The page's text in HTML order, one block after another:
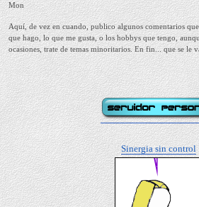
Mon
Aquí, de vez en cuando, publico algunos comentarios
que hago, lo que me gusta, o los hobbys que tengo,
ocasiones, trate de temas minoritarios. En fin... que se le
Sinergia sin control